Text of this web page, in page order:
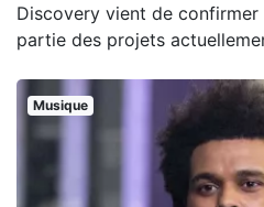
Discovery vient de
partie des projets
Musique